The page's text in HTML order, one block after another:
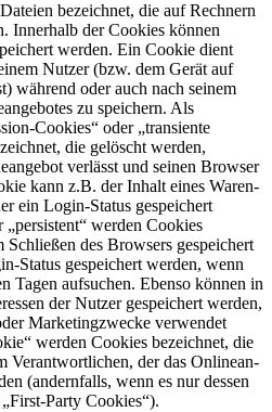
bezeichnet, die auf Rechnern
Innerhalb der Cookies können
werden. Ein Cookie dient
Nutzer (bzw. dem Gerät auf
während oder auch nach seinem
zu speichern. Als
Cookies“ oder „transiente
die gelöscht werden,
verlässt und seinen Browser
kann z.B. der Inhalt eines Waren­
ein Login-Status gespei­chert
werden Cookies
Schließen des Browsers gespei­chert
Status gespei­chert werden, wenn
Tagen aufsuchen. Ebenso können in
der Nutzer gespei­chert werden,
Marke­ting­zwecke verwendet
werden Cookies bezeichnet, die
Verant­wort­lichen, der das Online­an­
(andern­falls, wenn es nur dessen
Party Cookies“).